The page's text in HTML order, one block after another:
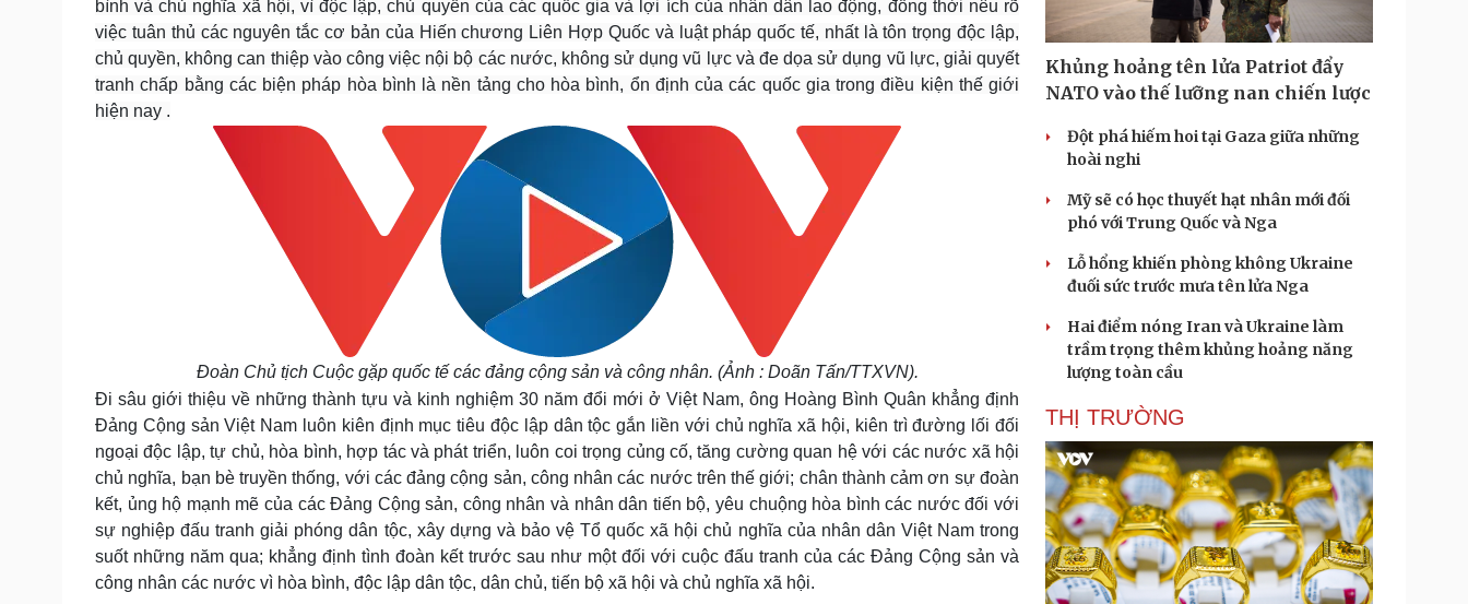
bình và chủ nghĩa xã hội, vì độc lập, chủ quyền của các quốc gia và lợi ích của nhân dân lao động, đồng thời nêu rõ
việc tuân thủ các nguyên tắc cơ bản của Hiến chương Liên Hợp Quốc và luật pháp quốc tế, nhất là tôn trọng độc lập,
chủ quyền, không can thiệp vào công việc nội bộ các nước, không sử dụng vũ lực và đe dọa sử dụng vũ lực, giải quyết
tranh chấp bằng các biện pháp hòa bình là nền tảng cho hòa bình, ổn định của các quốc gia trong điều kiện thế giới
hiện nay .
Đoàn Chủ tịch Cuộc gặp quốc tế các đảng cộng sản và công nhân. (Ảnh : Doãn Tấn/TTXVN).
Đi sâu giới thiệu về những thành tựu và kinh nghiệm 30 năm đổi mới ở Việt Nam, ông Hoàng Bình Quân khẳng định
Đảng Cộng sản Việt Nam luôn kiên định mục tiêu độc lập dân tộc gắn liền với chủ nghĩa xã hội, kiên trì đường lối đối
ngoại độc lập, tự chủ, hòa bình, hợp tác và phát triển, luôn coi trọng củng cố, tăng cường quan hệ với các nước xã hội
chủ nghĩa, bạn bè truyền thống, với các đảng cộng sản, công nhân các nước trên thế giới; chân thành cảm ơn sự đoàn
kết, ủng hộ mạnh mẽ của các Đảng Cộng sản, công nhân và nhân dân tiến bộ, yêu chuộng hòa bình các nước đối với
sự nghiệp đấu tranh giải phóng dân tộc, xây dựng và bảo vệ Tổ quốc xã hội chủ nghĩa của nhân dân Việt Nam trong
suốt những năm qua; khẳng định tình đoàn kết trước sau như một đối với cuộc đấu tranh của các Đảng Cộng sản và
công nhân các nước vì hòa bình, độc lập dân tộc, dân chủ, tiến bộ xã hội và chủ nghĩa xã hội.
Khủng hoảng tên lửa Patriot đẩy
NATO vào thế lưỡng nan chiến lược
Đột phá hiếm hoi tại Gaza giữa những
hoài nghi
Mỹ sẽ có học thuyết hạt nhân mới đối
phó với Trung Quốc và Nga
Lỗ hổng khiến phòng không Ukraine
đuối sức trước mưa tên lửa Nga
Hai điểm nóng Iran và Ukraine làm
trầm trọng thêm khủng hoảng năng
lượng toàn cầu
THỊ TRƯỜNG